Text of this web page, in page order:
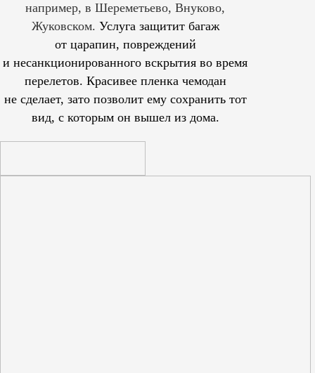
например, в Шереметьево, Внуково,
Жуковском. Услуга защитит багаж
от царапин, повреждений
и несанкционированного вскрытия во время
перелетов. Красивее пленка чемодан
не сделает, зато позволит ему сохранить тот
вид, с которым он вышел из дома.